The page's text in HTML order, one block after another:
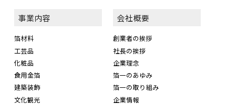
事業内容
箔材料
工芸品
化粧品
食用金箔
建築装飾
文化観光
会社概要
創業者の挨拶
社長の挨拶
企業理念
箔一のあゆみ
箔一の取り組み
企業情報